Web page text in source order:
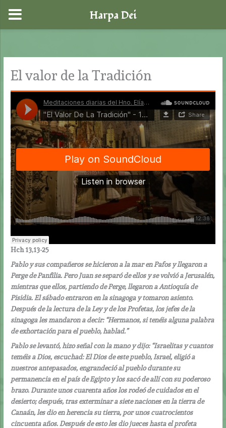
contenido
El valor de la Tradición
Hch 13,13-25
Pablo y sus compañeros se hicieron a la mar en Pafos y llegaron a
Perge de Panfilia. Pero Juan se separó de ellos y se volvió a Jerusalén,
mientras que ellos, partiendo de Perge, llegaron a Antioquía de
Pisidia. El sábado entraron en la sinagoga y tomaron asiento.
Después de la lectura de la Ley y de los Profetas, los jefes de la
sinagoga les mandaron a decir: “Hermanos, si tenéis alguna palabra
de exhortación para el pueblo, hablad.”
Pablo se levantó, hizo señal con la mano y dijo: “Israelitas y cuantos
teméis a Dios, escuchad: El Dios de este pueblo, Israel, eligió a
nuestros antepasados, engrandeció al pueblo durante su
permanencia en el país de Egipto y los sacó de allí con su poderoso
brazo. Durante unos cuarenta años los rodeó de cuidados en el
desierto; después, tras exterminar a siete naciones en la tierra de
Canaán, les dio en herencia su tierra, por unos cuatrocientos
cincuenta años. Después de esto les dio jueces hasta el profeta
Harpa Dei